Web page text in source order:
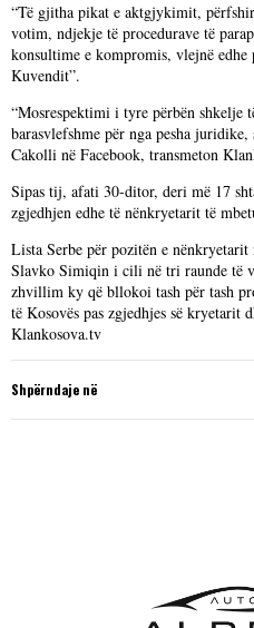
“Të gjitha pikat e aktgjykimit,
votim, ndjekje të procedurave të
konsultime e kompromis, vlejnë edhe
Kuvendit”.
“Mosrespektimi i tyre përbën shkelje
barasvlefshme për nga pesha
Cakolli në Facebook, transmeton
Sipas tij, afati 30-ditor, deri më 17
zgjedhjen edhe të nënkryetarit të
Lista Serbe për pozitën e
Slavko Simiqin i cili në tri raunde të
zhvillim ky që bllokoi tash për tash
të Kosovës pas zgjedhjes së kryetarit
Klankosova.tv
Shpërndaje në